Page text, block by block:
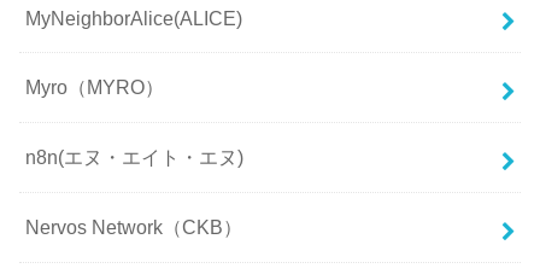
MyNeighborAlice(ALICE)
Myro（MYRO）
n8n(エヌ・エイト・エヌ)
Nervos Network（CKB）